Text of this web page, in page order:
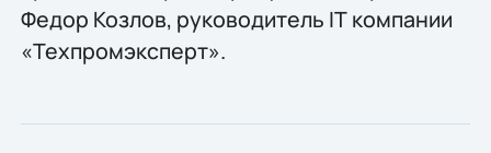
Федор Козлов, руководитель IТ компании
«Техпромэксперт».